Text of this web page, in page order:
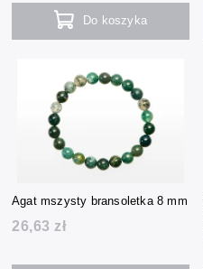
Do koszyka
Agat mszysty bransoletka 8 mm
26,63 zł